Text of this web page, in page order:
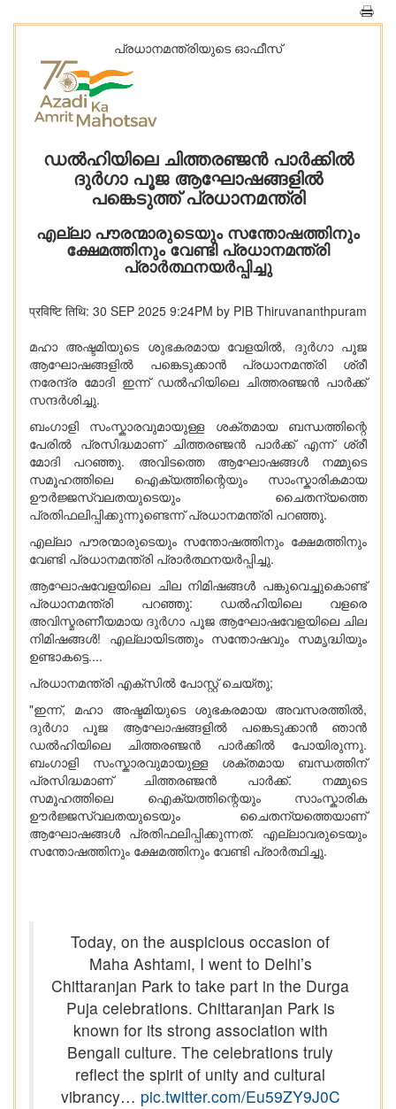
പ്രധാനമന്ത്രിയുടെ ഓഫീസ്‌
ഡൽഹിയിലെ ചിത്തരഞ്ജൻ പാർക്കിൽ
ദുർഗാ പൂജ ആഘോഷങ്ങളിൽ
പങ്കെടുത്ത് പ്രധാനമന്ത്രി
എല്ലാ പൗരന്മാരുടെയും സന്തോഷത്തിനും
ക്ഷേമത്തിനും വേണ്ടി പ്രധാനമന്ത്രി
പ്രാർത്ഥനയർപ്പിച്ചു
प्रविष्टि तिथि: 30 SEP 2025 9:24PM by PIB Thiruvananthpuram
മഹാ അഷ്ടമിയുടെ ശുഭകരമായ വേളയിൽ, ദുർഗാ പൂജ
ആഘോഷങ്ങളിൽ പങ്കെടുക്കാൻ പ്രധാനമന്ത്രി ശ്രീ
നരേന്ദ്ര മോദി ഇന്ന് ഡൽഹിയിലെ ചിത്തരഞ്ജൻ പാർക്ക്
സന്ദർശിച്ചു.
ബംഗാളി സംസ്കാരവുമായുള്ള ശക്തമായ ബന്ധത്തിന്റെ
പേരിൽ പ്രസിദ്ധമാണ് ചിത്തരഞ്ജൻ പാർക്ക് എന്ന് ശ്രീ
മോദി പറഞ്ഞു. അവിടത്തെ ആഘോഷങ്ങൾ നമ്മുടെ
സമൂഹത്തിലെ ഐക്യത്തിന്റെയും സാംസ്കാരികമായ
ഊർജ്ജസ്വലതയുടെയും ചൈതന്യത്തെ
പ്രതിഫലിപ്പിക്കുന്നുണ്ടെന്ന് പ്രധാനമന്ത്രി പറഞ്ഞു.
എല്ലാ പൗരന്മാരുടെയും സന്തോഷത്തിനും ക്ഷേമത്തിനും
വേണ്ടി പ്രധാനമന്ത്രി പ്രാർത്ഥനയർപ്പിച്ചു.
ആഘോഷവേളയിലെ ചില നിമിഷങ്ങൾ പങ്കുവെച്ചുകൊണ്ട്
പ്രധാനമന്ത്രി പറഞ്ഞു: ഡൽഹിയിലെ വളരെ
അവിസ്മരണീയമായ ദുർഗാ പൂജ ആഘോഷവേളയിലെ ചില
നിമിഷങ്ങൾ! എല്ലായിടത്തും സന്തോഷവും സമൃദ്ധിയും
ഉണ്ടാകട്ടെ....
പ്രധാനമന്ത്രി എക്സിൽ പോസ്റ്റ് ചെയ്തു;
"ഇന്ന്, മഹാ അഷ്ടമിയുടെ ശുഭകരമായ അവസരത്തിൽ,
ദുർഗാ പൂജ ആഘോഷങ്ങളിൽ പങ്കെടുക്കാൻ ഞാൻ
ഡൽഹിയിലെ ചിത്തരഞ്ജൻ പാർക്കിൽ പോയിരുന്നു.
ബംഗാളി സംസ്കാരവുമായുള്ള ശക്തമായ ബന്ധത്തിന്
പ്രസിദ്ധമാണ് ചിത്തരഞ്ജൻ പാർക്ക്. നമ്മുടെ
സമൂഹത്തിലെ ഐക്യത്തിന്റെയും സാംസ്കാരിക
ഊർജ്ജസ്വലതയുടെയും ചൈതന്യത്തെയാണ്
ആഘോഷങ്ങൾ പ്രതിഫലിപ്പിക്കുന്നത്. എല്ലാവരുടെയും
സന്തോഷത്തിനും ക്ഷേമത്തിനും വേണ്ടി പ്രാർത്ഥിച്ചു.
Today, on the auspicious occasion of
Maha Ashtami, I went to Delhi’s
Chittaranjan Park to take part in the Durga
Puja celebrations. Chittaranjan Park is
known for its strong association with
Bengali culture. The celebrations truly
reflect the spirit of unity and cultural
vibrancy… pic.twitter.com/Eu59ZY9J0C